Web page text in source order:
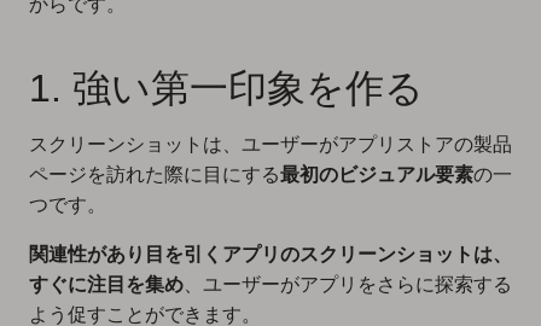
からです。
1. 強い第一印象を作る
スクリーンショットは、ユーザーがアプリストアの製品
ページを訪れた際に目にする最初のビジュアル要素の一
つです。
関連性があり目を引くアプリのスクリーンショットは、
すぐに注目を集め 、ユーザーがアプリをさらに探索する
よう促すことができます。